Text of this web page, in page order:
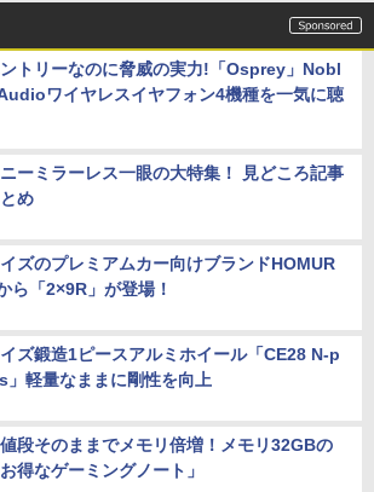
トリーなのに脅威の実力!「Osprey」Nobl
ワイヤレスイヤフォン4機種を一気に聴
ーミラーレス一眼の大特集！ 見どころ記事
め
ズのプレミアムカー向けブランドHOMUR
ら「2×9R」が登場！
ズ鍛造1ピースアルミホイール「CE28 N-p
」軽量なままに剛性を向上
段そのままでメモリ倍増！メモリ32GBの
お得なゲーミングノート」